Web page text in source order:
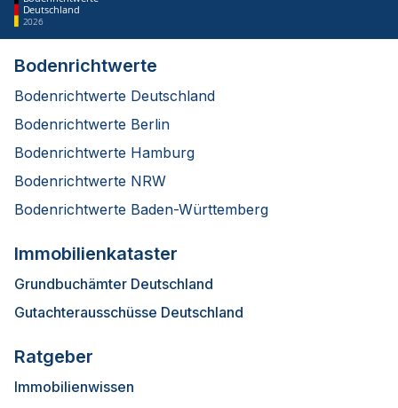
Deutschland
2026
Bodenrichtwerte
Bodenrichtwerte Deutschland
Bodenrichtwerte Berlin
Bodenrichtwerte Hamburg
Bodenrichtwerte NRW
Bodenrichtwerte Baden-Württemberg
Immobilienkataster
Grundbuchämter Deutschland
Gutachterausschüsse Deutschland
Ratgeber
Immobilienwissen